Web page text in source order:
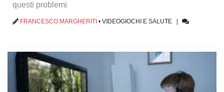
questi problemi
FRANCESCO MARGHERITI • VIDEOGIOCHI E SALUTE